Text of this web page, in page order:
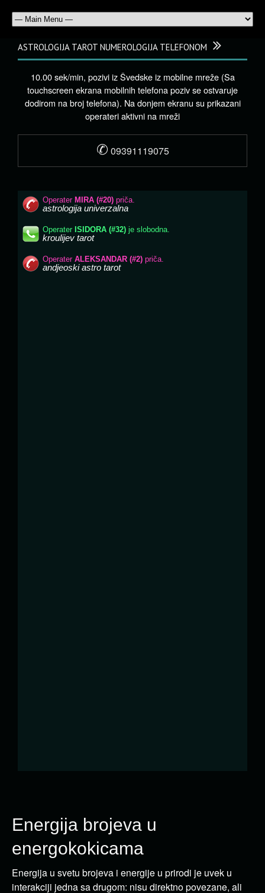
Energija brojeva u
energokokicama
Energija u svetu brojeva i energije u prirodi je uvek u
interakciji jedna sa drugom: nisu direktno povezane, ali
ASTROLOGIJA TAROT NUMEROLOGIJA TELEFONOM
10.00 sek/min, pozivi iz Švedske iz mobilne mreže (Sa
touchscreen ekrana mobilnih telefona poziv se ostvaruje
dodirom na broj telefona). Na donjem ekranu su prikazani
operateri aktivni na mreži
✆ 09391119075